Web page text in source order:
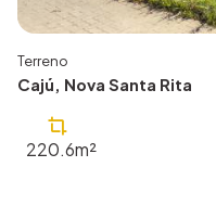
Terreno
Cajú, Nova Santa Rita
220.6m²